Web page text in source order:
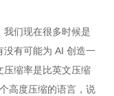
我们现在很多时候是
没有可能为 AI 创造一
压缩率是比英文压缩
高度压缩的语言，说